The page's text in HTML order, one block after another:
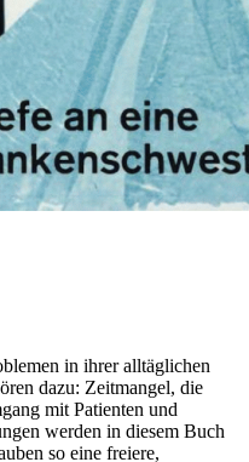
in ihrer alltäglichen
dazu: Zeitmangel, die
mit Patienten und
werden in diesem Buch
so eine freiere,